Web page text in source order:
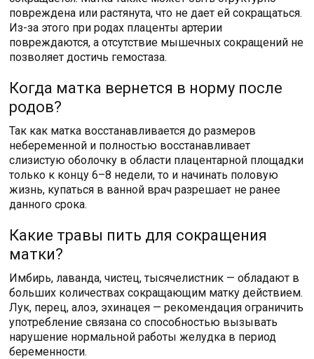
повреждена или растянута, что не дает ей сокращаться.
Из-за этого при родах плаценты артерии
повреждаются, а отсутствие мышечных сокращений не
позволяет достичь гемостаза.
Когда матка вернется в норму после
родов?
Так как матка восстанавливается до размеров
небеременной и полностью восстанавливает
слизистую оболочку в области плацентарной площадки
только к концу 6–8 недели, то и начинать половую
жизнь, купаться в ванной врач разрешает не ранее
данного срока.
Какие травы пить для сокращения
матки?
Имбирь, лаванда, чистец, тысячелистник — обладают в
больших количествах сокращающим матку действием.
Лук, перец, алоэ, эхинацея — рекомендация ограничить
употребление связана со способностью вызывать
нарушение нормальной работы желудка в период
беременности.